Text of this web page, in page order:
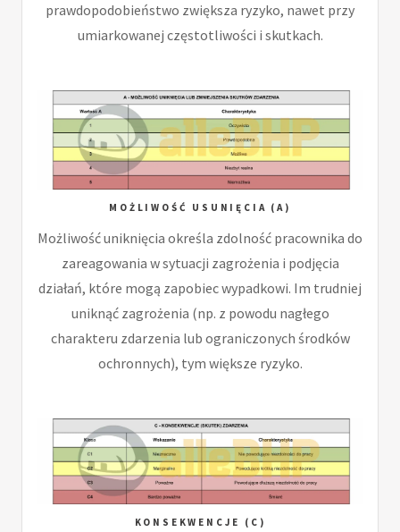
prawdopodobieństwo zwiększa ryzyko, nawet przy
umiarkowanej częstotliwości i skutkach.
MOŻLIWOŚĆ USUNIĘCIA (A)
Możliwość uniknięcia określa zdolność pracownika do
zareagowania w sytuacji zagrożenia i podjęcia
działań, które mogą zapobiec wypadkowi. Im trudniej
uniknąć zagrożenia (np. z powodu nagłego
charakteru zdarzenia lub ograniczonych środków
ochronnych), tym większe ryzyko.
KONSEKWENCJE (C)